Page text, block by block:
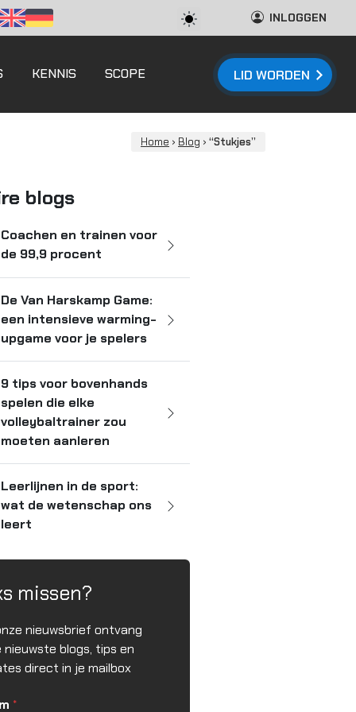
INLOGGEN
KENNIS SCOPE LID WORDEN
Home › Blog › “Stukjes”
blogs
Coachen en trainen voor
de 99,9 procent
De Van Harskamp Game:
een intensieve warming-
upgame voor je spelers
9 tips voor bovenhands
spelen die elke
volleybaltrainer zou
moeten aanleren
Leerlijnen in de sport:
wat de wetenschap ons
leert
missen?
nieuwsbrief ontvang
nieuwste blogs, tips en
direct in je mailbox
*